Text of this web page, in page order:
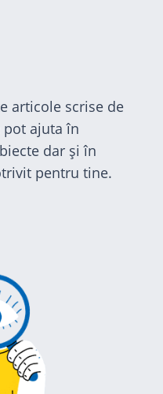
articole scrise de
pot ajuta în
dar și în
pentru tine.